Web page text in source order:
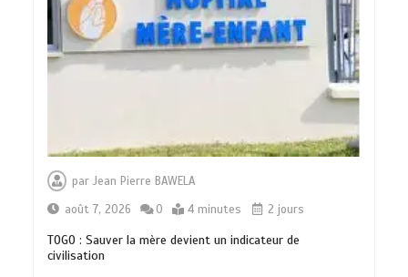
parJean Pierre BAWELA
août 7, 2026
0 4 minutes 2 jours
TOGO : Sauver la mère devient un indicateur de
civilisation